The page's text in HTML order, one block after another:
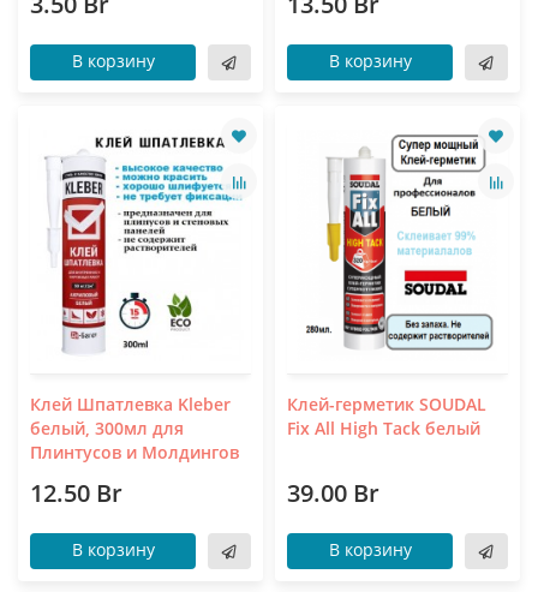
В корзину В корзину
Клей Шпатлевка Kleber
белый, 300мл для
Плинтусов и Молдингов
12.50 Br
В корзину
Клей-герметик SOUDAL
Fix All High Tack белый
39.00 Br
В корзину